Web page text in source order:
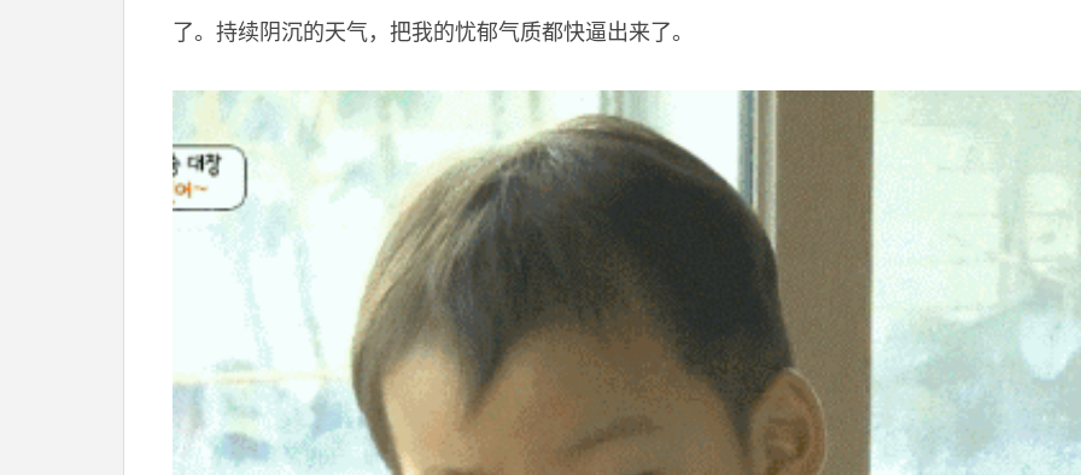
了。持续阴沉的天气，把我的忧郁气质都快逼出来了。